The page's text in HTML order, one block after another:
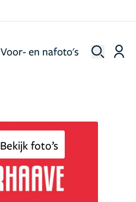
Voor- en nafoto's
Bekijk foto’s